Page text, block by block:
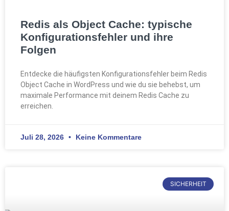
Redis als Object Cache: typische
Konfigurationsfehler und ihre
Folgen
Entdecke die häufigsten Konfigurationsfehler beim Redis
Object Cache in WordPress und wie du sie behebst, um
maximale Performance mit deinem Redis Cache zu
erreichen.
Juli 28, 2026 Keine Kommentare
SICHERHEIT